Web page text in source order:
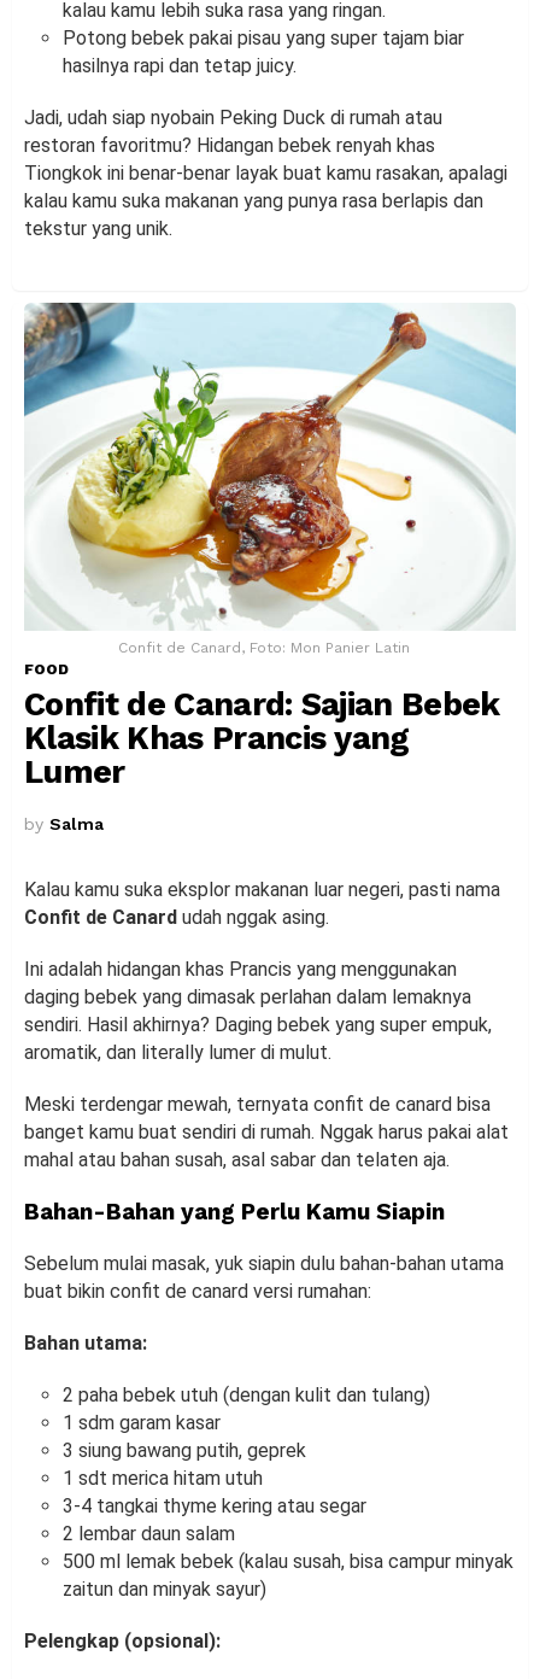
kalau kamu lebih suka rasa yang ringan.
Potong bebek pakai pisau yang super tajam biar
hasilnya rapi dan tetap juicy.
Jadi, udah siap nyobain Peking Duck di rumah atau
restoran favoritmu? Hidangan bebek renyah khas
Tiongkok ini benar-benar layak buat kamu rasakan, apalagi
kalau kamu suka makanan yang punya rasa berlapis dan
tekstur yang unik.
Confit de Canard, Foto: Mon Panier Latin
FOOD
Confit de Canard: Sajian Bebek
Klasik Khas Prancis yang
Lumer
by Salma
Kalau kamu suka eksplor makanan luar negeri, pasti nama
Confit de Canard udah nggak asing.
Ini adalah hidangan khas Prancis yang menggunakan
daging bebek yang dimasak perlahan dalam lemaknya
sendiri. Hasil akhirnya? Daging bebek yang super empuk,
aromatik, dan literally lumer di mulut.
Meski terdengar mewah, ternyata confit de canard bisa
banget kamu buat sendiri di rumah. Nggak harus pakai alat
mahal atau bahan susah, asal sabar dan telaten aja.
Bahan-Bahan yang Perlu Kamu Siapin
Sebelum mulai masak, yuk siapin dulu bahan-bahan utama
buat bikin confit de canard versi rumahan:
Bahan utama:
2 paha bebek utuh (dengan kulit dan tulang)
1 sdm garam kasar
3 siung bawang putih, geprek
1 sdt merica hitam utuh
3-4 tangkai thyme kering atau segar
2 lembar daun salam
500 ml lemak bebek (kalau susah, bisa campur minyak
zaitun dan minyak sayur)
Pelengkap (opsional):